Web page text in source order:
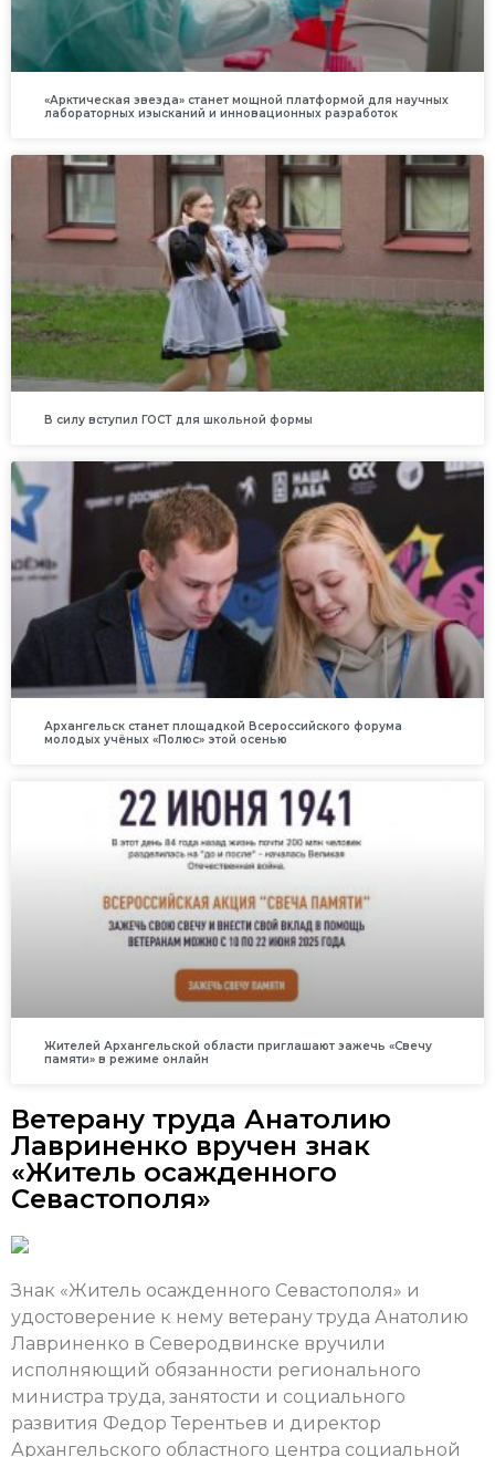
«Арктическая звезда» станет мощной платформой для научных
лабораторных изысканий и инновационных разработок
В силу вступил ГОСТ для школьной формы
Архангельск станет площадкой Всероссийского форума
молодых учёных «Полюс» этой осенью
Жителей Архангельской области приглашают зажечь «Свечу
памяти» в режиме онлайн
Ветерану труда Анатолию
Лавриненко вручен знак
«Житель осажденного
Севастополя»
Знак «Житель осажденного Севастополя» и
удостоверение к нему ветерану труда Анатолию
Лавриненко в Северодвинске вручили
исполняющий обязанности регионального
министра труда, занятости и социального
развития Федор Терентьев и директор
Архангельского областного центра социальной